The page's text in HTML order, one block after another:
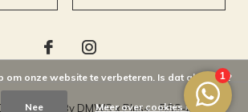
- Theme By DMWSxPlus+-RSS-feed
om onze website te verbeteren. Is dat akkoord?
Nee Meer over cookies »